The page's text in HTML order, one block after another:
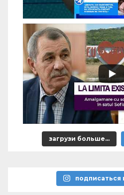
загрузи больше...
подписаться